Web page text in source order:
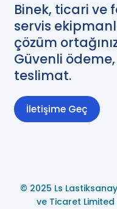
Binek, ticari ve
servis
çözüm
Güvenli
teslimat.
İletişime Geç
© 2025 Ls
ve Ticaret Limited